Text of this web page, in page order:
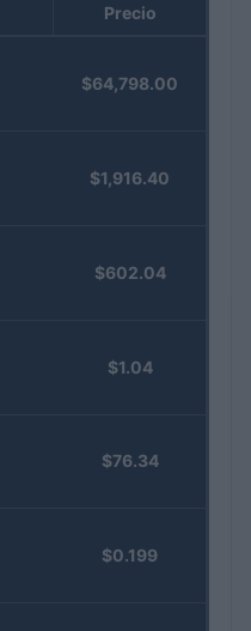
Precio
$64,798.00
$1,916.40
$602.04
$1.04
$76.34
$0.199